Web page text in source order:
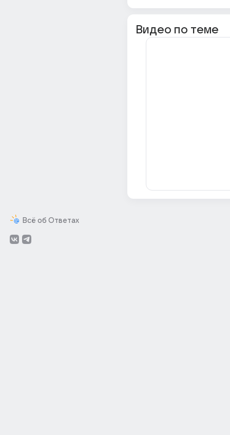
Всё об Ответах
Видео по теме